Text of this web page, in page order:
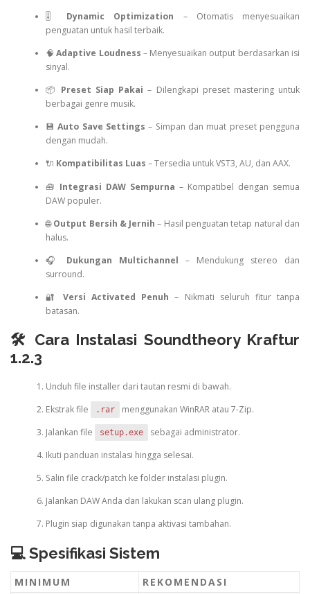
🎚️ Dynamic Optimization – Otomatis menyesuaikan
penguatan untuk hasil terbaik.
🧠Adaptive Loudness – Menyesuaikan output berdasarkan isi
sinyal.
📦 Preset Siap Pakai – Dilengkapi preset mastering untuk
berbagai genre musik.
💾Auto Save Settings – Simpan dan muat preset pengguna
dengan mudah.
🔌 Kompatibilitas Luas – Tersedia untuk VST3, AU, dan AAX.
🧰 Integrasi DAW Sempurna – Kompatibel dengan semua
DAW populer.
🌐Output Bersih & Jernih – Hasil penguatan tetap natural dan
halus.
🎧 Dukungan Multichannel – Mendukung stereo dan
surround.
🔐 Versi Activated Penuh – Nikmati seluruh fitur tanpa
batasan.
🛠️ Cara Instalasi Soundtheory Kraftur
1.2.3
Unduh file installer dari tautan resmi di bawah.
Ekstrak file
.rar
menggunakan WinRAR atau 7-Zip.
Jalankan file
setup.exe
sebagai administrator.
Ikuti panduan instalasi hingga selesai.
Salin file crack/patch ke folder instalasi plugin.
Jalankan DAW Anda dan lakukan scan ulang plugin.
Plugin siap digunakan tanpa aktivasi tambahan.
💻 Spesifikasi Sistem
MINIMUM REKOMENDASI